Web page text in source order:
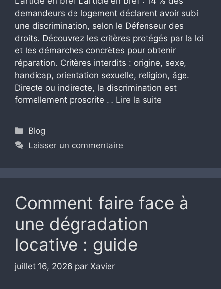
demandeurs de logement déclarent avoir subi
une discrimination, selon le Défenseur des
droits. Découvrez les critères protégés par la loi
et les démarches concrètes pour obtenir
réparation. Critères interdits : origine, sexe,
handicap, orientation sexuelle, religion, âge.
Directe ou indirecte, la discrimination est
formellement proscrite … Lire la suite
Catégories
Blog
Laisser un commentaire
Comment faire face à
une dégradation
locative : guide
juillet 16, 2026 par Xavier